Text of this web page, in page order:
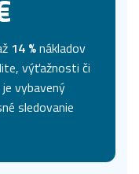
14 %nákladov
výťažnosti či
vybavený
sledovanie